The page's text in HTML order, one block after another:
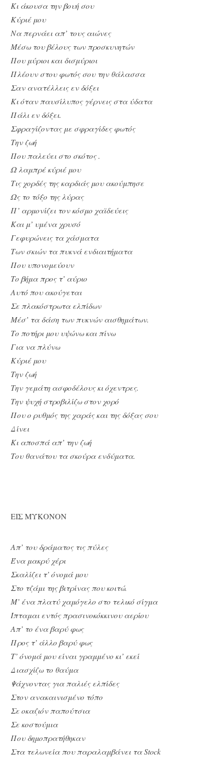
Κι άκουσα την βουή σου
Κύριέ μου
Να περνάει απ’ τους αιώνες
Μέσω του βέλους των προσκυνητών
Που μύριοι και δισμύριοι
Πλέουν στου φωτός σου την θάλασσα
Σαν ανατέλλεις εν δόξει
Κι όταν παυσίλυπος γέρνεις στα ύδατα
Πάλι εν δόξει.
Σφραγίζοντας με σφραγίδες φωτός
Την ζωή
Που παλεύει στο σκότος .
Ω λαμπρέ κύριέ μου
Τις χορδές της καρδιάς μου ακούμπησε
Ως το τόξο της λύρας
Π’ αρμονίζει τον κόσμο χαϊδεύεις
Και μ’ υμένα χρυσό
Γεφυρώνεις τα χάσματα
Των σκιών τα πυκνά ενδιαιτήματα
Που υπονομεύουν
Το βήμα προς τ’ αύριο
Αυτό που ακούγεται
Σε πλακόστρωτα ελπίδων
Μέσ’ τα δάση των πυκνών αισθημάτων.
Το ποτήρι μου υψώνω και πίνω
Για να πλύνω
Κύριέ μου
Την ζωή
Την γεμάτη ασφοδέλους κι όχεντρες.
Την ψυχή στροβιλίζω στον χορό
Που ο ρυθμός της χαράς και της δόξας σου
Δίνει
Κι αποσπά απ’ την ζωή
Του θανάτου τα σκούρα ενδύματα.
ΕΙΣ ΜΥΚΟΝΟΝ
Απ’ του δράματος τις πύλες
Ένα μακρύ χέρι
Σκαλίζει τ’ όνομά μου
Στο τζάμι της βιτρίνας που κοιτώ.
Μ’ ένα πλατύ χαμόγελο στο τελικό σίγμα
Ίπταμαι εντός πρασινοκόκκινου αερίου
Απ’ το ένα βαρύ φως
Προς τ’ άλλο βαρύ φως
Τ’ όνομά μου είναι γραμμένο κι’ εκεί
Διασχίζω το θαύμα
Ψάχνοντας για παλιές ελπίδες
Στον ανακαινισμένο τόπο
Σε οκαζιόν παπούτσια
Σε κοστούμια
Που δημοπρατήθηκαν
Στα τελωνεία που παραλαμβάνει τα Stock